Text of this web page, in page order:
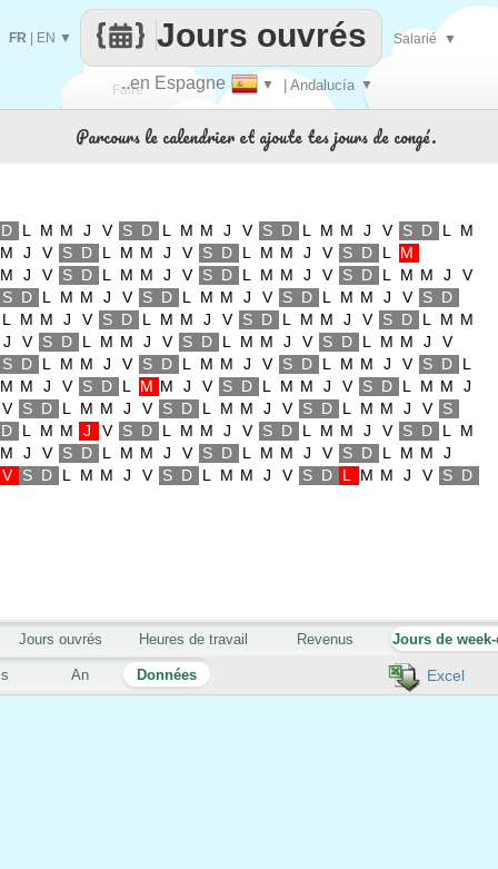
Faire
..en Espagne ▼ | Andalucía ▼
Jours ouvrés
FR EN ▼ Salarié ▼
Excel
Parcours le calendrier et ajoute tes jours de congé.
D L M M J V S D L M M J V S D L M M J V S D L
M
M
J V S D L M M J V S D L M M J V S D L
M
M
J V S D L M M J V S D L M M J V S D L M M J
V
S D L M M J V S D L M M J V S D L M M J V S D
L
M M J V S D L M M J V S D L M M J V S D L M M
J
V S D L M M J V S D L M M J V S D L M M J
V
S D L M M J V S D L M M J V S D L M M J V S D
L
M M J V S D L M M J V S D L M M J V S D L M M
J
V
S D L M M J V S D L M M J V S D L M M J V
S
D
L M M J V S D L M M J V S D L M M J V S D L
M
M
J V S D L M M J V S D L M M J V S D L M M
J
V
S D L M M J V S D L M M J V S D L M M J V S D
An Données
Jours ouvrés Heures de travail Revenus Jours de